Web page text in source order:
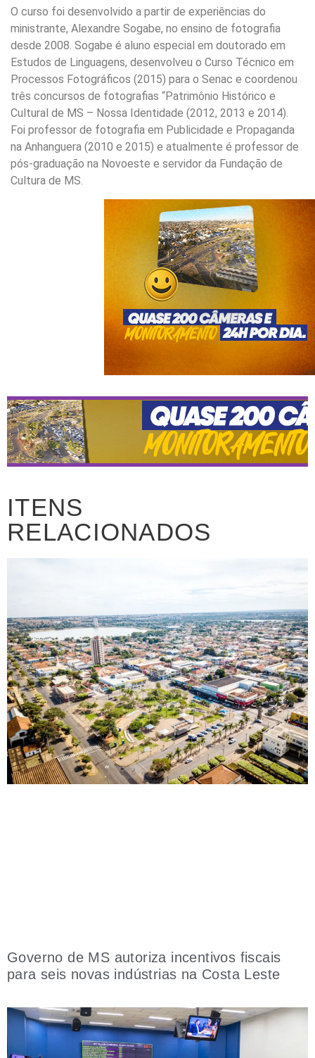
O curso foi desenvolvido a partir de experiências do
ministrante, Alexandre Sogabe, no ensino de fotografia
desde 2008. Sogabe é aluno especial em doutorado em
Estudos de Linguagens, desenvolveu o Curso Técnico em
Processos Fotográficos (2015) para o Senac e coordenou
três concursos de fotografias “Patrimônio Histórico e
Cultural de MS – Nossa Identidade (2012, 2013 e 2014).
Foi professor de fotografia em Publicidade e Propaganda
na Anhanguera (2010 e 2015) e atualmente é professor de
pós-graduação na Novoeste e servidor da Fundação de
Cultura de MS.
ITENS
RELACIONADOS
Governo de MS autoriza incentivos fiscais
para seis novas indústrias na Costa Leste